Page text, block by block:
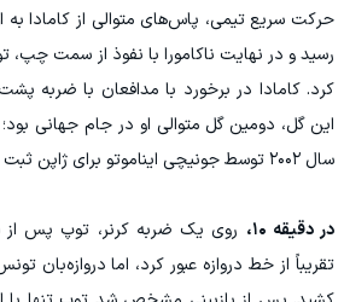
حرکت سریع تیمی، پاس‌های متوالی از کامادا به
رسید و در نهایت ناکامورا با نفوذ از سمت چپ،
کرد. کامادا در برخورد با مدافعان با ضربه
این گل، دومین گل متوالی او در جام جهانی
سال ۲۰۰۲ توسط جونیچی ایناموتو برای ژاپن ثبت شده بود.
در دقیقه ۱۰،
روی یک ضربه کرنر، توپ پس از
تقریباً از خط دروازه عبور کرد، اما دروازه‌بان